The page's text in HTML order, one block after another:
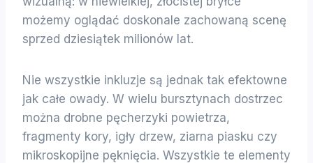
możemy oglądać doskonale zachowaną scenę
sprzed dziesiątek milionów lat.
Nie wszystkie inkluzje są jednak tak efektowne
jak całe owady. W wielu bursztynach dostrzec
można drobne pęcherzyki powietrza,
fragmenty kory, igły drzew, ziarna piasku czy
mikroskopijne pęknięcia. Wszystkie te elementy